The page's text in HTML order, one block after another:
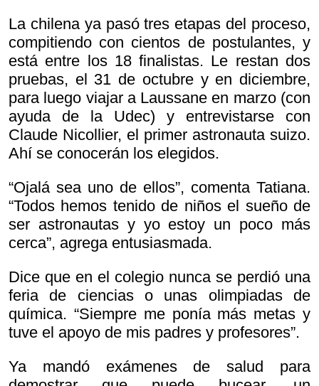
La chilena ya pasó tres etapas del proceso,
compitiendo con cientos de postulantes, y
está entre los 18 finalistas. Le restan dos
pruebas, el 31 de octubre y en diciembre,
para luego viajar a Laussane en marzo (con
ayuda de la Udec) y entrevistarse con
Claude Nicollier, el primer astronauta suizo.
Ahí se conocerán los elegidos.
“Ojalá sea uno de ellos”, comenta Tatiana.
“Todos hemos tenido de niños el sueño de
ser astronautas y yo estoy un poco más
cerca”, agrega entusiasmada.
Dice que en el colegio nunca se perdió una
feria de ciencias o unas olimpiadas de
química. “Siempre me ponía más metas y
tuve el apoyo de mis padres y profesores”.
Ya mandó exámenes de salud para